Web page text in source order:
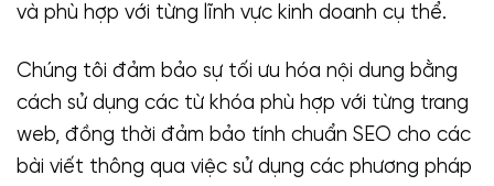
và phù hợp với từng lĩnh vực kinh doanh cụ thể.
Chúng tôi đảm bảo sự tối ưu hóa nội dung bằng
cách sử dụng các từ khóa phù hợp với từng trang
web, đồng thời đảm bảo tính chuẩn SEO cho các
bài viết thông qua việc sử dụng các phương pháp